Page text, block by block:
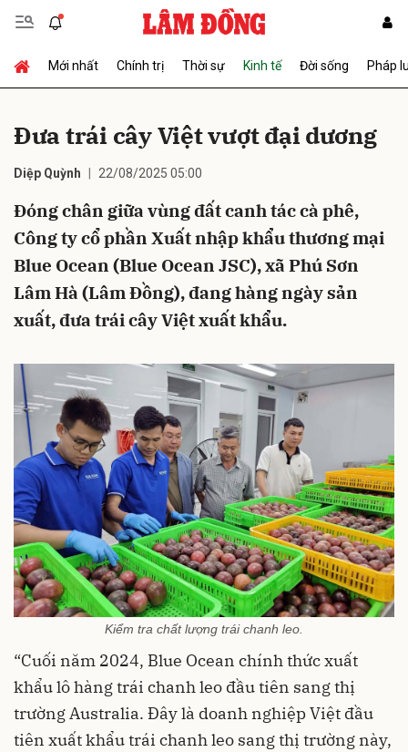
Mới nhất Chính trị Thời sự Kinh tế Đời sống Pháp
Đưa trái cây Việt vượt đại dương
Diệp Quỳnh 22/08/2025 05:00
Đóng chân giữa vùng đất canh tác cà phê,
Công ty cổ phần Xuất nhập khẩu thương mại
Blue Ocean (Blue Ocean JSC), xã Phú Sơn
Lâm Hà (Lâm Đồng), đang hàng ngày sản
xuất, đưa trái cây Việt xuất khẩu.
Kiểm tra chất lượng trái chanh leo.
“Cuối năm 2024, Blue Ocean chính thức xuất
khẩu lô hàng trái chanh leo đầu tiên sang thị
trường Australia. Đây là doanh nghiệp Việt đầu
tiên xuất khẩu trái chanh leo sang thị trường này,
Gửi bình luận
Hủy Gửi